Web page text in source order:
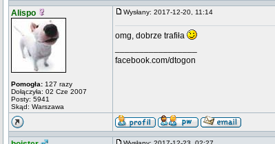
Alispo
Pomogła: 127 razy
Dołączyła: 02 Cze 2007
Posty: 5941
Skąd: Warszawa
Wysłany: 2017-12-20, 11:14
omg, dobrze trafiła
facebook.com/dtogon